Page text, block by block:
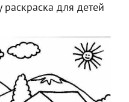
для детей